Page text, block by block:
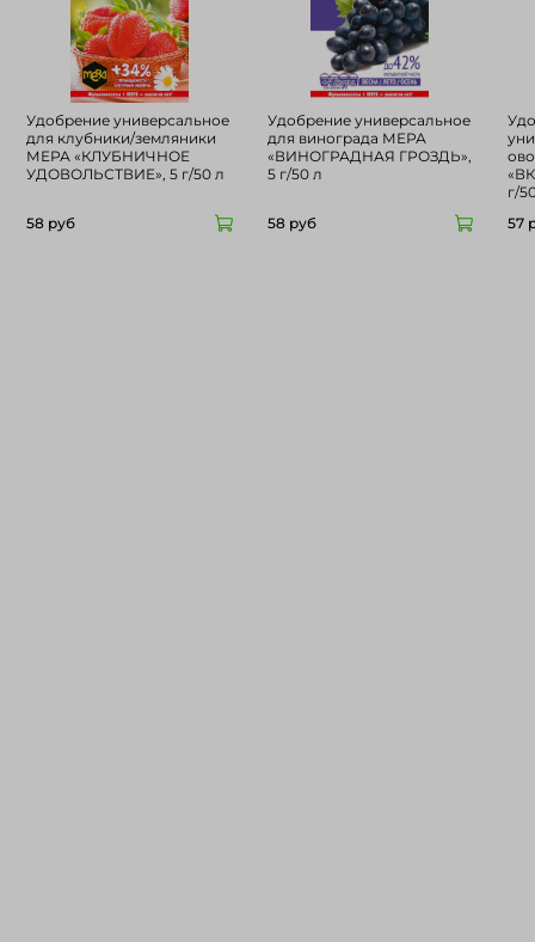
Удобрение универсальное
для клубники/земляники
МЕРА «КЛУБНИЧНОЕ
УДОВОЛЬСТВИЕ», 5 г/50 л
58 руб
Удобрение универсальное
для винограда МЕРА
«ВИНОГРАДНАЯ ГРОЗДЬ»,
5 г/50 л
58 руб
г/
57